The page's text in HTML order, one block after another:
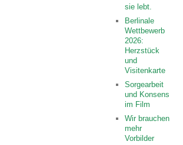
sie lebt.
Berlinale
Wettbewerb
2026:
Herzstück
und
Visitenkarte
Sorgearbeit
und Konsens
im Film
Wir brauchen
mehr
Vorbilder